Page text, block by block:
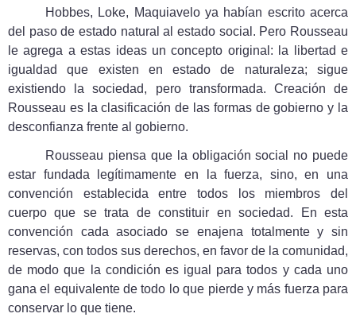
Hobbes, Loke, Maquiavelo ya habían escrito acerca
del paso de estado natural al estado social. Pero Rousseau
le agrega a estas ideas un concepto original: la libertad e
igualdad que existen en estado de naturaleza; sigue
existiendo la sociedad, pero transformada. Creación de
Rousseau es la clasificación de las formas de gobierno y la
desconfianza frente al gobierno.
Rousseau piensa que la obligación social no puede
estar fundada legítimamente en la fuerza, sino, en una
convención establecida entre todos los miembros del
cuerpo que se trata de constituir en sociedad. En esta
convención cada asociado se enajena totalmente y sin
reservas, con todos sus derechos, en favor de la comunidad,
de modo que la condición es igual para todos y cada uno
gana el equivalente de todo lo que pierde y más fuerza para
conservar lo que tiene.